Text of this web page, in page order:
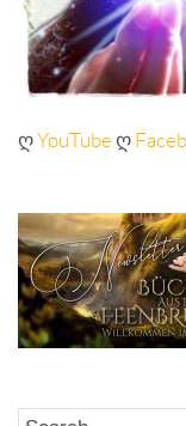
ღYouTubeღ